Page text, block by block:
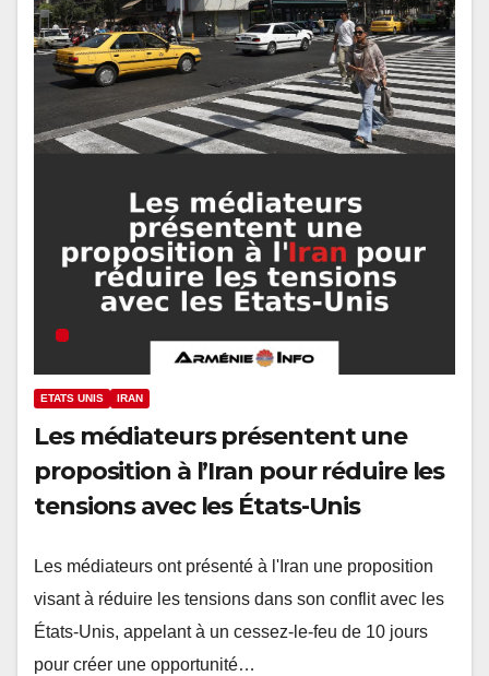
ETATS UNIS IRAN
Les médiateurs présentent une
proposition à l’Iran pour réduire les
tensions avec les États-Unis
Les médiateurs ont présenté à l'Iran une proposition
visant à réduire les tensions dans son conflit avec les
États-Unis, appelant à un cessez-le-feu de 10 jours
pour créer une opportunité…